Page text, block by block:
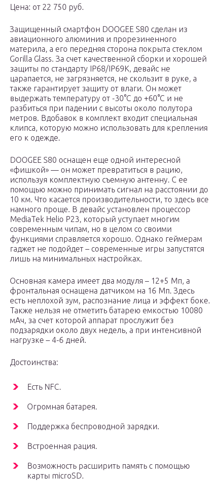
Цена: от 22 750 руб.
Защищенный смартфон DOOGEE S80 сделан из
авиационного алюминия и прорезиненного
материла, а его передняя сторона покрыта стеклом
Gorilla Glass. За счет качественной сборки и хорошей
защиты по стандарту IP68/IP69K, девайс не
царапается, не загрязняется, не скользит в руке, а
также гарантирует защиту от влаги. Он может
выдержать температуру от -30°С до +60°С и не
разбиться при падении с высоты около полутора
метров. Вдобавок в комплект входит специальная
клипса, которую можно использовать для крепления
его к одежде.
DOOGEE S80 оснащен еще одной интересной
«фишкой» — он может превратиться в рацию,
используя комплектную съемную антенну. С ее
помощью можно принимать сигнал на расстоянии до
10 км. Что касается производительности, то здесь все
намного проще. В девайс установлен процессор
MediaTek Helio P23, который уступает многим
современным чипам, но в целом со своими
функциями справляется хорошо. Однако геймерам
гаджет не подойдет – современные игры запустятся
лишь на минимальных настройках.
Основная камера имеет два модуля – 12+5 Мп, а
фронтальная оснащена датчиком на 16 Мп. Здесь
есть неплохой зум, распознание лица и эффект боке.
Также нельзя не отметить батарею емкостью 10080
мАч, за счет которой аппарат прослужит без
подзарядки около двух недель, а при интенсивной
нагрузке – 4-6 дней.
Достоинства:
Есть NFC.
Огромная батарея.
Поддержка беспроводной зарядки.
Встроенная рация.
Возможность расширить память с помощью
карты microSD.